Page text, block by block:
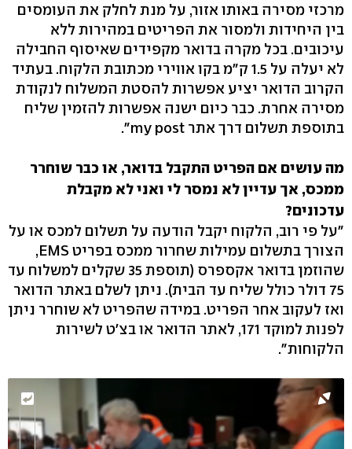
מרכזי מסירה באותו אזור, על מנת לחלק את העומסים
בין היחידות ולמסור את הפריטים במהירות ללא
עיכובים. בכל מקרה בדואר מקפידים שאיסוף החבילה
לא יעלה על 1.5 ק"מ בקו אווירי מכתובת הלקוח. בעתיד
הקרוב הדואר יציע אפשרות להסטת המשלוח לנקודת
מסירה אחרת. כבר כיום ישנה אפשרות להזמין שליח
בתוספת תשלום דרך אתר my post".
מה עושים אם הפריט התקבל בדואר, או כבר שוחרר
ממכס, אך עדיין לא נמסר לי ואני לא מקבלת
עדכונים?
"על פי רוב, הלקוח יקבל הודעה על תשלום למכס או על
הצורך בתשלום עמילות שחרור ממכס בפריט EMS,
שהוזמן בדואר אקספרס (תוספת 35 שקלים למשלוח עד
75 דולר כולל שליח עד הבית). ניתן לשלם באתר הדואר
ואז לעקוב אחר הפריט. במידה שהפריט לא שוחרר ניתן
לפנות למוקד 171, לאתר הדואר או בצ'ט לשירות
הלקוחות".